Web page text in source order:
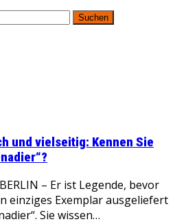
und vielseitig: Kennen Sie
– Er ist Legende, bevor
einziges Exemplar ausgeliefert
Sie wissen…